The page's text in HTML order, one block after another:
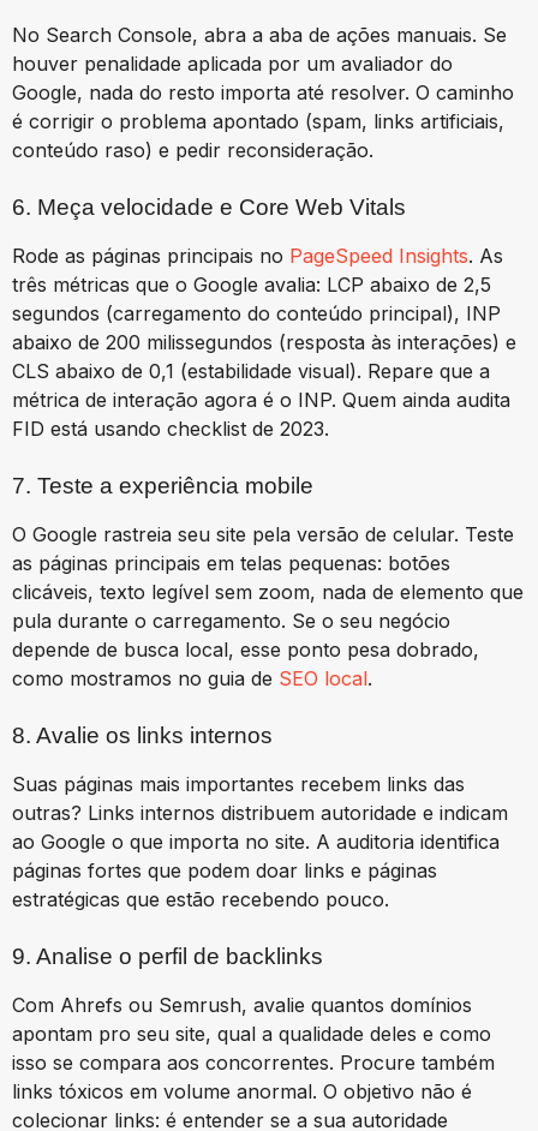
No Search Console, abra a aba de ações manuais. Se
houver penalidade aplicada por um avaliador do
Google, nada do resto importa até resolver. O caminho
é corrigir o problema apontado (spam, links artificiais,
conteúdo raso) e pedir reconsideração.
6. Meça velocidade e Core Web Vitals
Rode as páginas principais no PageSpeed Insights. As
três métricas que o Google avalia: LCP abaixo de 2,5
segundos (carregamento do conteúdo principal), INP
abaixo de 200 milissegundos (resposta às interações) e
CLS abaixo de 0,1 (estabilidade visual). Repare que a
métrica de interação agora é o INP. Quem ainda audita
FID está usando checklist de 2023.
7. Teste a experiência mobile
O Google rastreia seu site pela versão de celular. Teste
as páginas principais em telas pequenas: botões
clicáveis, texto legível sem zoom, nada de elemento que
pula durante o carregamento. Se o seu negócio
depende de busca local, esse ponto pesa dobrado,
como mostramos no guia de SEO local.
8. Avalie os links internos
Suas páginas mais importantes recebem links das
outras? Links internos distribuem autoridade e indicam
ao Google o que importa no site. A auditoria identifica
páginas fortes que podem doar links e páginas
estratégicas que estão recebendo pouco.
9. Analise o perfil de backlinks
Com Ahrefs ou Semrush, avalie quantos domínios
apontam pro seu site, qual a qualidade deles e como
isso se compara aos concorrentes. Procure também
links tóxicos em volume anormal. O objetivo não é
colecionar links: é entender se a sua autoridade